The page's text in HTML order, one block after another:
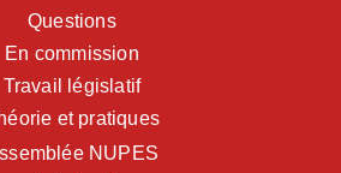
Questions
En commission
Travail législatif
et pratiques
NUPES